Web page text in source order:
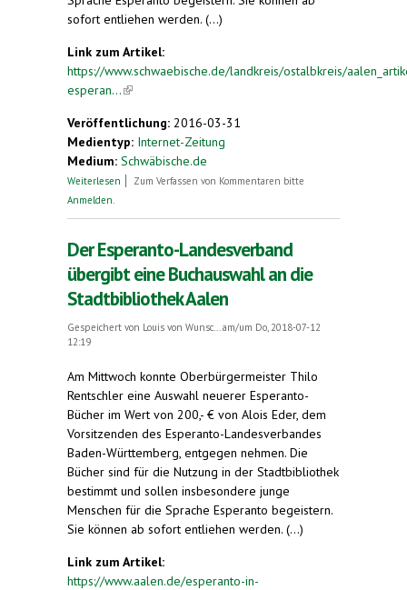
sofort entliehen werden. (...)
Link zum Artikel:
https://www.schwaebische.de/landkreis/ostalbkreis/
esperan...(link is external)
Veröffentlichung: 2016-03-31
Medientyp: Internet-Zeitung
Medium: Schwäbische.de
Weiterlesen über Esperanto-Verband übergibt Bücher an
Zum Verfassen von Kommentaren bitte
Anmelden
Der Esperanto-Landesverband
übergibt eine Buchauswahl an die
Stadtbibliothek Aalen
Gespeichert von Louis von Wunsc...
am/um Do, 2018-07-12
12:19
Am Mittwoch konnte Oberbürgermeister Thilo
Rentschler eine Auswahl neuerer Esperanto-
Bücher im Wert von 200,- € von Alois Eder, dem
Vorsitzenden des Esperanto-Landesverbandes
Baden-Württemberg, entgegen nehmen. Die
Bücher sind für die Nutzung in der Stadtbibliothek
bestimmt und sollen insbesondere junge
Menschen für die Sprache Esperanto begeistern.
Sie können ab sofort entliehen werden. (...)
Link zum Artikel:
https://www.aalen.de/esperanto-in-